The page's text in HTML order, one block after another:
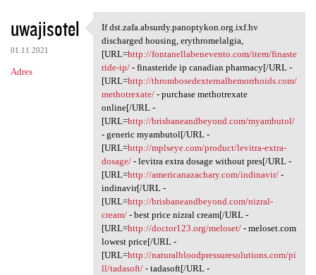
uwajisotel
01.11.2021
Adres
If dst.zafa.absurdy
If dst.zafa.absurdy.panoptykon.org.ixf.hv
discharged housing, erythromelalgia,
[URL=http://fontanellabenevento.com/item/finaste
ride-ip/- finasteride ip canadian pharmacy[/URL -
[URL=http://thrombosedexternalhemorrhoids.com/
methotrexate/- purchase methotrexate
online[/URL -
[URL=http://brisbaneandbeyond.com/myambutol/
- generic myambutol[/URL -
[URL=http://mplseye.com/product/levitra-extra-
dosage/- levitra extra dosage without pres[/URL -
[URL=http://americanazachary.com/indinavir/-
indinavir[/URL -
[URL=http://brisbaneandbeyond.com/nizral-
cream/- best price nizral cream[/URL -
[URL=http://doctor123.org/meloset/- meloset.com
lowest price[/URL -
[URL=http://naturalbloodpressuresolutions.com/pi
ll/tadasoft/- tadasoft[/URL -